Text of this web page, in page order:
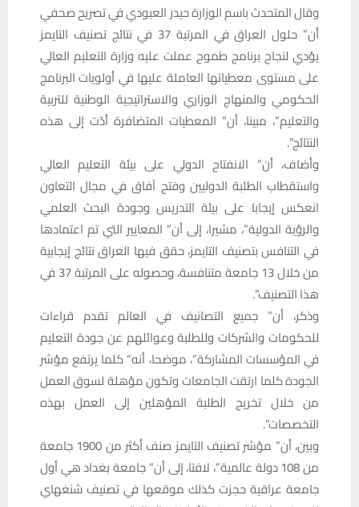
وقال المتحدث باسم الوزارة حيدر العبودي في تصريح صحفي
أن” حلول العراق في المرتبة 37 في نتائج تصنيف التايمز
يؤدي لنجاح برنامج طموح عملت عليه وزارة التعليم العالي
على مستوى معطياتها العاملة عليها في أولويات البرنامج
الحكومي والمنهاج الوزاري والاستراتيجية الوطنية للتربية
والتعليم”، مبينا، أن” المعطيات المتضافرة أدّت إلى هذه
النتائج”.
وأضاف، أن” الانفتاح الدولي على بيئة التعليم العالي
واستقطاب الطلبة الدوليين وفتح آفاق في مجال التعاون
انعكس إيجابا على بيئة التدريس وجودة البحث العلمي
والرؤية الدولية”، مشيرا، إلى أن” المعايير التي تم اعتمادها
في التنافس بتصنيف التايمز، حقق فيها العراق نتائج إيجابية
من خلال 13 جامعة متنافسة، وحصوله على المرتبة 37 في
هذا التصنيف”.
وذكر، أن” جميع التصانيف في العالم تقدم قراءات
للحكومات والشركات وللطلبة وعوائلهم عن جودة التعليم
في المؤسسات المشاركة”، موضحا، أنه” كلما يرتفع مؤشر
الجودة كلما ارتقت الجامعات وتكون مؤهلة لسوق العمل
من خلال تخريج الطلبة المؤهلين إلى العمل بهذه
التخصصات”.
وبين، أن” مؤشر تصنيف التايمز صنف أكثر من 1900 جامعة
من 108 دولة عالمية”، لافتا، إلى أن” جامعة بغداد هي أول
جامعة عراقية حجزت كذلك موقعها في تصنيف شنغهاي